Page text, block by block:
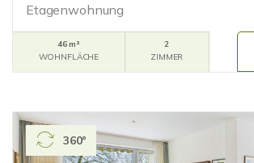
Etagenwohnung
46 m²
WOHNFLÄCHE
2
ZIMMER
360°